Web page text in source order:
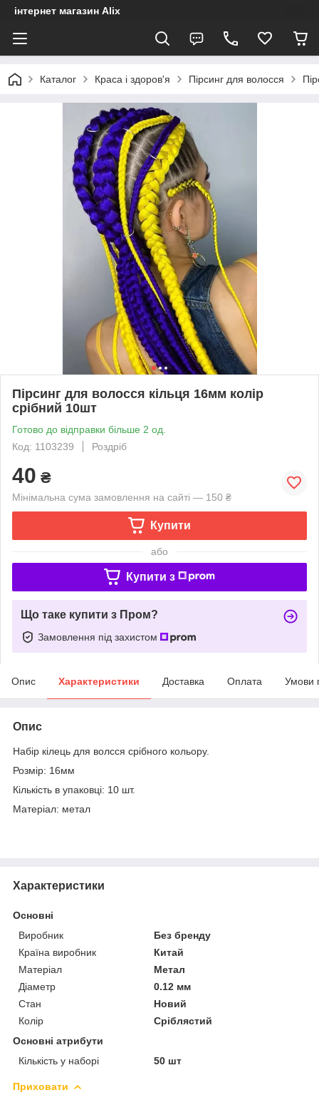
інтернет магазин Alix
Каталог Краса і здоров'я Пірсинг для волосся
Пірсинг для волосся кільця 16мм колір
срібний 10шт
Готово до відправки більше 2 од.
Код: 1103239
Роздріб
40 ₴
Мінімальна сума замовлення на сайті — 150 ₴
Купити
або
Купити з
Що таке купити з Пром?
Замовлення під захистом
Опис Характеристики Доставка Оплата Умови
Опис
Набір кілець для волсся срібного кольору.
Розмір: 16мм
Кількість в упаковці: 10 шт.
Матеріал: метал
Характеристики
Основні
Виробник
Без бренду
Країна виробник
Китай
Матеріал
Метал
Діаметр
0.12 мм
Стан
Новий
Колір
Сріблястий
Основні атрибути
Кількість у наборі
50 шт
Приховати